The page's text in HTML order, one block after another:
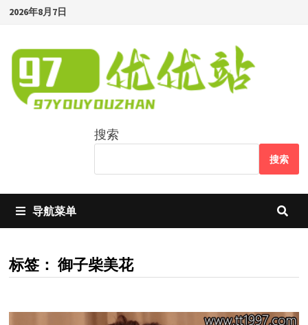
Skip
content
2026年8月7日
搜索
搜索
导航菜单
标签： 御子柴美花